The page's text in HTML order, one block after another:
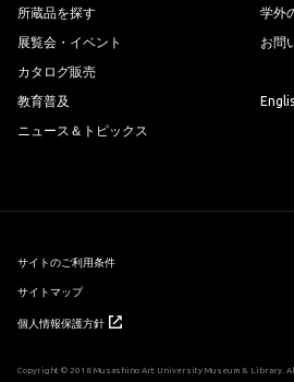
所蔵品を探す
展覧会・イベント
カタログ販売
教育普及
ニュース＆トピックス
学外
お問
サイトのご利用条件
サイトマップ
個人情報保護方針
Copyright © 2018 Musashino Art University Museum & Library.